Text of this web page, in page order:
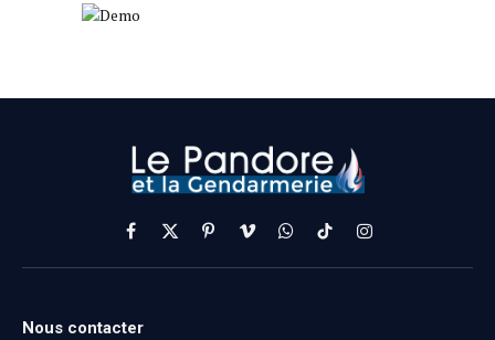
Facebook
X
(Twitter)
PinterestVimeoWhatsApp
TikTokInstagram
Nous contacter